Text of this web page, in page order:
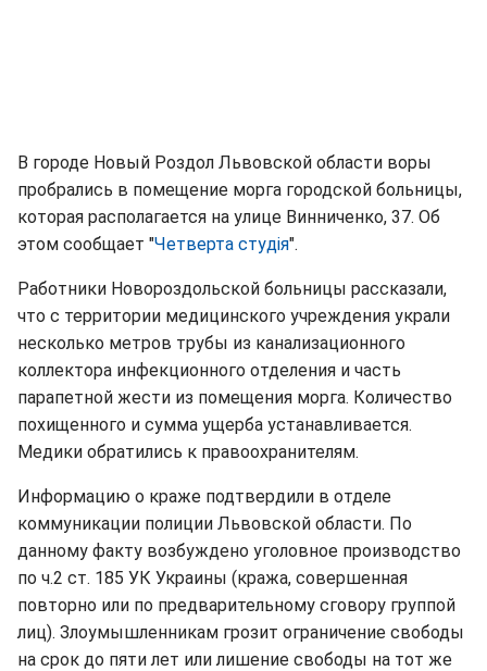
В городе Новый Роздол Львовской области воры
пробрались в помещение морга городской больницы,
которая располагается на улице Винниченко, 37. Об
этом сообщает "Четверта студія".
Работники Новороздольской больницы рассказали,
что с территории медицинского учреждения украли
несколько метров трубы из канализационного
коллектора инфекционного отделения и часть
парапетной жести из помещения морга. Количество
похищенного и сумма ущерба устанавливается.
Медики обратились к правоохранителям.
Информацию о краже подтвердили в отделе
коммуникации полиции Львовской области. По
данному факту возбуждено уголовное производство
по ч.2 ст. 185 УК Украины (кража, совершенная
повторно или по предварительному сговору группой
лиц). Злоумышленникам грозит ограничение свободы
на срок до пяти лет или лишение свободы на тот же